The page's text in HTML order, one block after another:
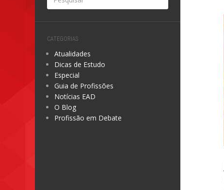
CATEGORIAS
Atualidades
Dicas de Estudo
Especial
Guia de Profissões
Notícias EAD
O Blog
Profissão em Debate